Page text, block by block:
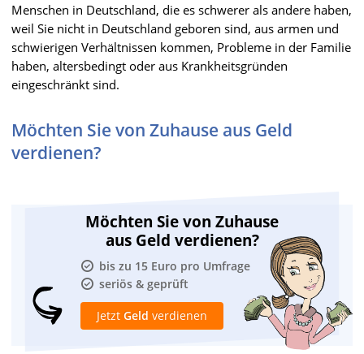
Menschen in Deutschland, die es schwerer als andere haben,
weil Sie nicht in Deutschland geboren sind, aus armen und
schwierigen Verhältnissen kommen, Probleme in der Familie
haben, altersbedingt oder aus Krankheitsgründen
eingeschränkt sind.
Möchten Sie von Zuhause aus Geld
verdienen?
Möchten Sie von Zuhause
aus Geld verdienen?
bis zu 15 Euro pro Umfrage
seriös & geprüft
Jetzt Geld verdienen